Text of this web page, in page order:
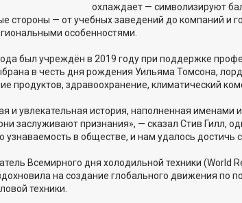
охлаждает — символизируют
стороны — от учебных заведений до компаний и
особенностями.
был учреждён в 2019 году при поддержке
в честь дня рождения Уильяма Томсона,
продуктов, здравоохранение, климатический
и увлекательная история, наполненная
заслуживают признания», — сказал Стив Гилл,
узнаваемость в обществе, и нам удалось достичь
Всемирного дня холодильной техники (World
на создание глобального движения по
техники.